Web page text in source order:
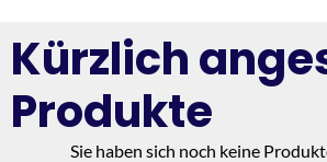
Kürzlich
Produkte
Sie haben sich noch keine